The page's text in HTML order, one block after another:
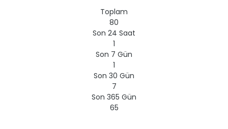
Toplam
80
Son 24 Saat
1
Son 7 Gün
1
Son 30 Gün
7
Son 365 Gün
65